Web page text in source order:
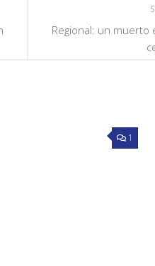
Regional: un
1